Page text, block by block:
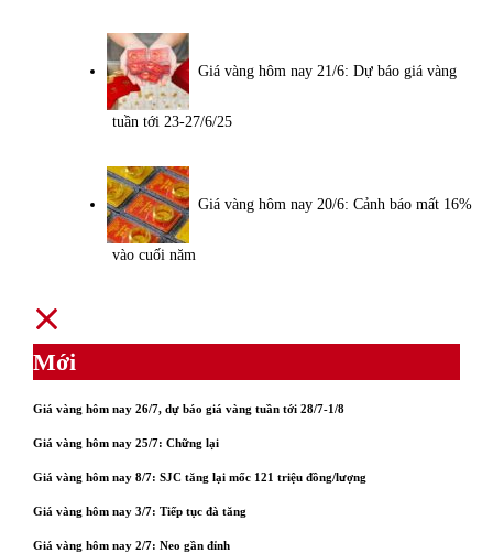
Giá vàng hôm nay 21/6: Dự báo giá vàng
tuần tới 23-27/6/25
Giá vàng hôm nay 20/6: Cảnh báo mất 16%
vào cuối năm
Mới
Giá vàng hôm nay 26/7, dự báo giá vàng tuần tới 28/7-1/8
Giá vàng hôm nay 25/7: Chững lại
Giá vàng hôm nay 8/7: SJC tăng lại mốc 121 triệu đồng/lượng
Giá vàng hôm nay 3/7: Tiếp tục đà tăng
Giá vàng hôm nay 2/7: Neo gần đỉnh